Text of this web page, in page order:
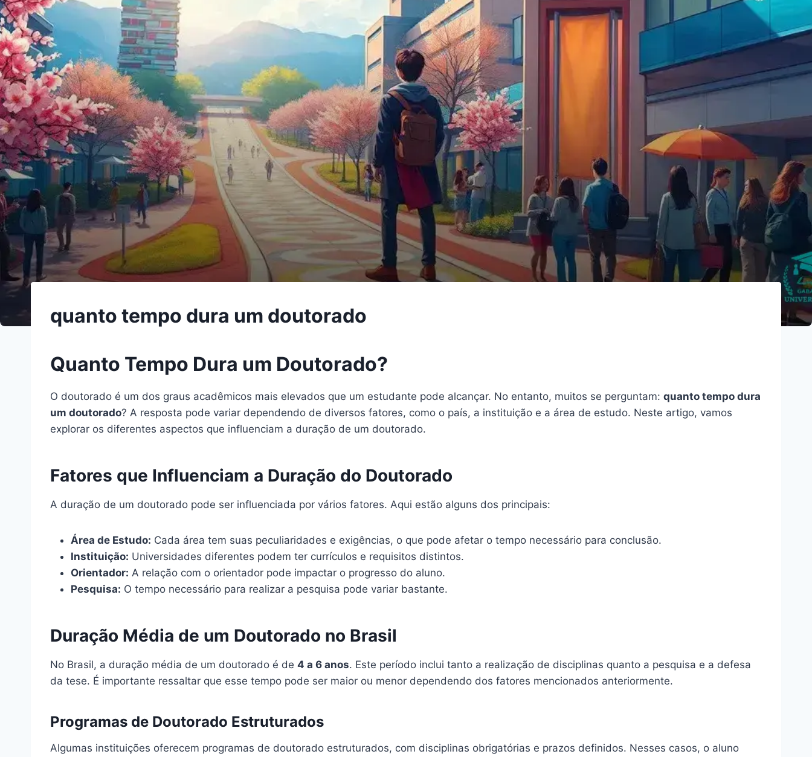
quanto tempo dura um doutorado
Quanto Tempo Dura um Doutorado?
O doutorado é um dos graus acadêmicos mais elevados que um estudante pode alcançar. No entanto, muitos se perguntam: quanto tempo dura
um doutorado? A resposta pode variar dependendo de diversos fatores, como o país, a instituição e a área de estudo. Neste artigo, vamos
explorar os diferentes aspectos que influenciam a duração de um doutorado.
Fatores que Influenciam a Duração do Doutorado
A duração de um doutorado pode ser influenciada por vários fatores. Aqui estão alguns dos principais:
Área de Estudo: Cada área tem suas peculiaridades e exigências, o que pode afetar o tempo necessário para conclusão.
Instituição: Universidades diferentes podem ter currículos e requisitos distintos.
Orientador: A relação com o orientador pode impactar o progresso do aluno.
Pesquisa: O tempo necessário para realizar a pesquisa pode variar bastante.
Duração Média de um Doutorado no Brasil
No Brasil, a duração média de um doutorado é de 4 a 6 anos. Este período inclui tanto a realização de disciplinas quanto a pesquisa e a defesa
da tese. É importante ressaltar que esse tempo pode ser maior ou menor dependendo dos fatores mencionados anteriormente.
Programas de Doutorado Estruturados
Algumas instituições oferecem programas de doutorado estruturados, com disciplinas obrigatórias e prazos definidos. Nesses casos, o aluno